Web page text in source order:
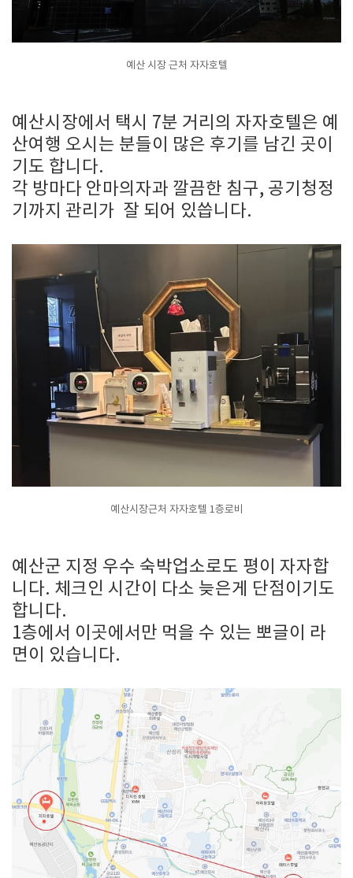
예산 시장 근처 자자호텔
예산시장에서 택시 7분 거리의 자자호텔은 예
산여행 오시는 분들이 많은 후기를 남긴 곳이
기도 합니다.
각 방마다 안마의자과 깔끔한 침구, 공기청정
기까지 관리가 잘 되어 있씁니다.
예산시장근처 자자호텔 1층로비
예산군 지정 우수 숙박업소로도 평이 자자합
니다. 체크인 시간이 다소 늦은게 단점이기도
합니다.
1층에서 이곳에서만 먹을 수 있는 뽀글이 라
면이 있습니다.